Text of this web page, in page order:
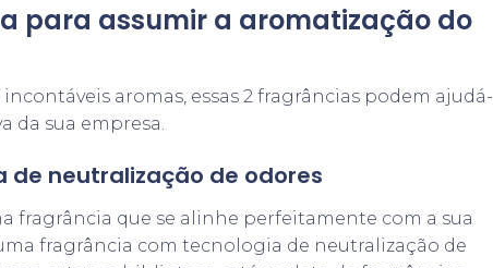
para assumir a aromatização do
​​aromas, essas 2 fragrâncias podem ajudá-
da sua empresa.
de neutralização de odores
fragrância que se alinhe perfeitamente com a sua
fragrância com tecnologia de neutralização de